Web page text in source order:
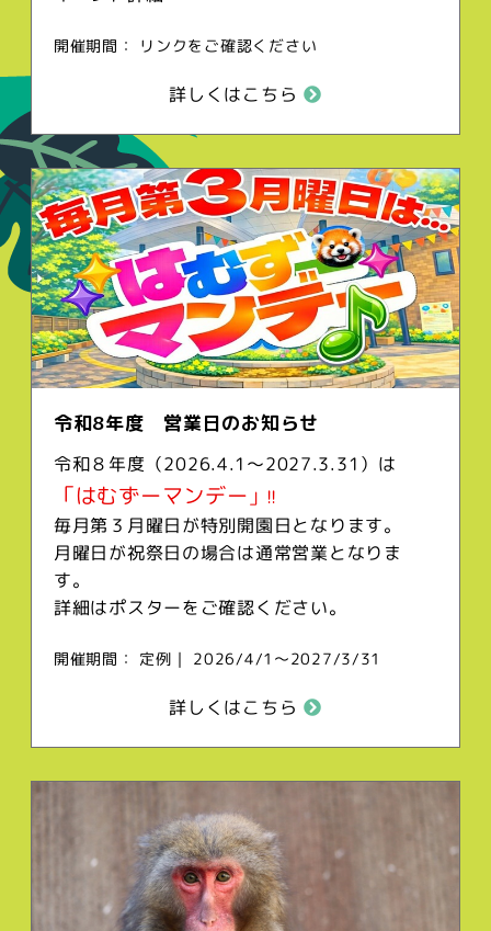
開催期間： リンクをご確認ください
詳しくはこちら
令和8年度 営業日のお知らせ
令和８年度（2026.4.1～2027.3.31）は
「はむずーマンデー 」!!
毎月第３月曜日が特別開園日となります。
月曜日が祝祭日の場合は通常営業となりま
す。
詳細はポスターをご確認ください。
開催期間： 定例｜ 2026/4/1～2027/3/31
詳しくはこちら